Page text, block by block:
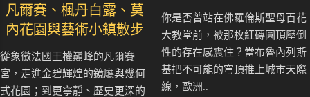
凡爾賽、楓丹白露、莫
內花園與藝術小鎮散步
從象徵法國王權巔峰的凡爾賽
宮，走進金碧輝煌的鏡廳與幾何
式花園；到更寧靜、歷史更深的
你是否曾站在佛羅倫斯聖母百花
大教堂前，被那枚紅磚圓頂壓倒
性的存在感震住？當布魯內列斯
基把不可能的穹頂推上城市天際
線，歐洲..